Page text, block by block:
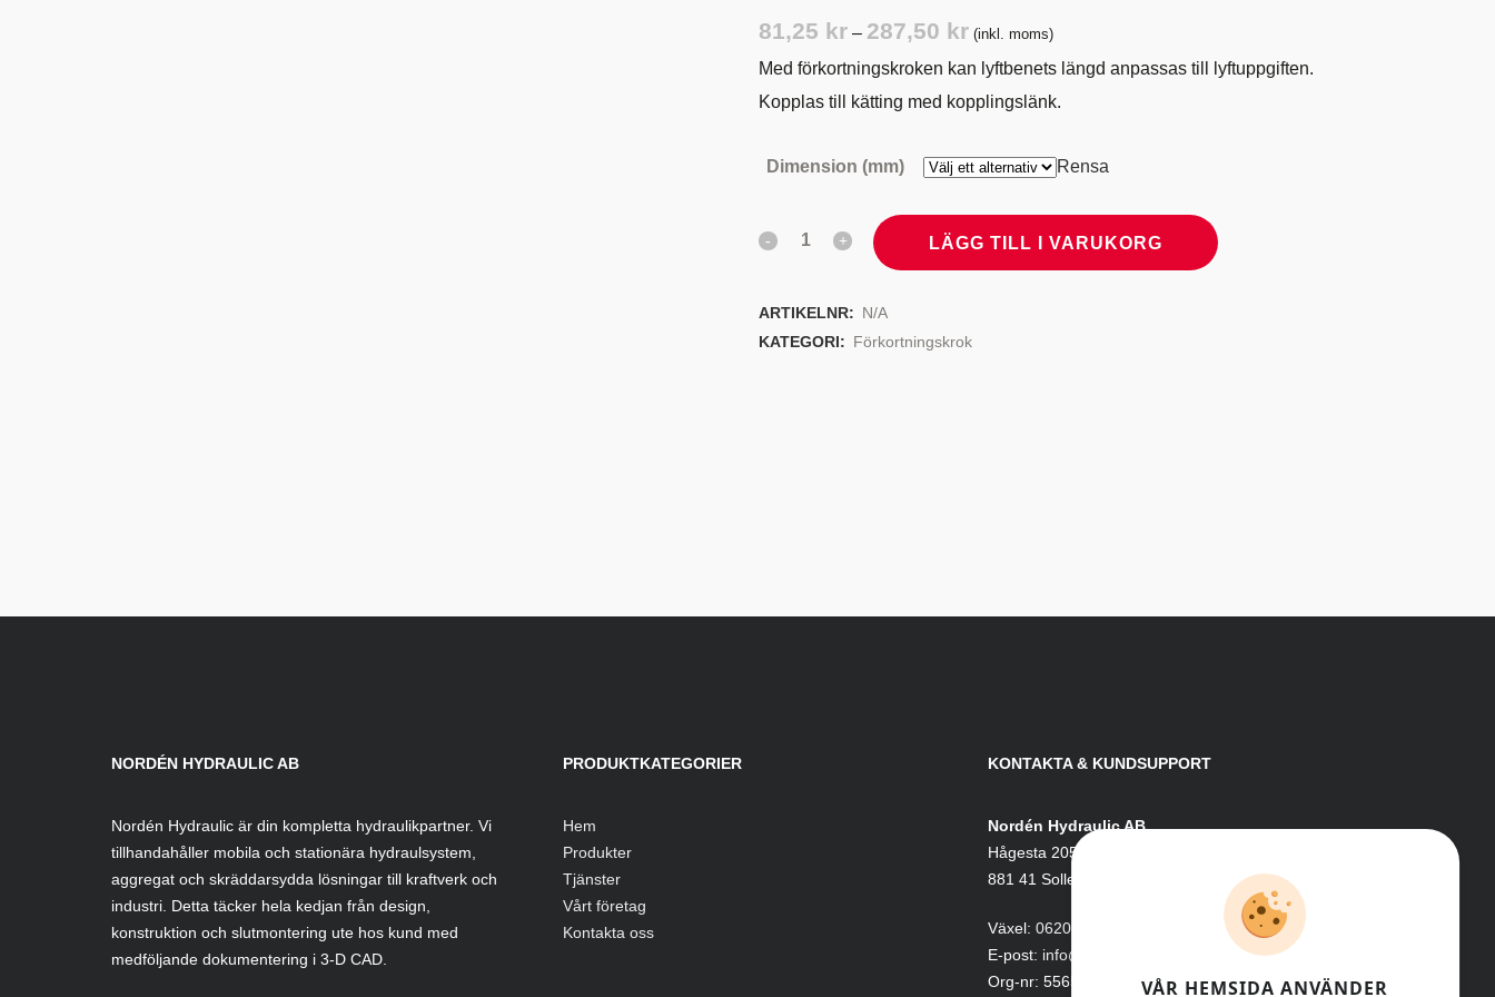
81,25 kr – 287,50 krPrisintervall:
81,25 kr
(inkl. moms)
Med förkortningskroken kan lyftbenets längd anpassas till lyftuppgiften.
Kopplas till kätting med kopplingslänk.
Dimension (mm) Rensa
LÄGG TILL I VARUKORG
ARTIKELNR: N/A
KATEGORI: Förkortningskrok
NORDÉN HYDRAULIC AB
Nordén Hydraulic är din kompletta hydraulikpartner. Vi
tillhandahåller mobila och stationära hydraulsystem,
aggregat och skräddarsydda lösningar till kraftverk och
industri. Detta täcker hela kedjan från design,
konstruktion och slutmontering ute hos kund med
medföljande dokumentering i 3-D CAD.
PRODUKTKATEGORIER
Hem
Produkter
Tjänster
Vårt företag
Kontakta oss
KONTAKTA & KUNDSUPPORT
Nordén Hydraulic AB
Hågesta 205
881 41 Sollefteå
Växel: 0620-161 41
E-post: info@nordenhydraulic.se
Org-nr: 556531-8424
VÅR HEMSIDA ANVÄNDER